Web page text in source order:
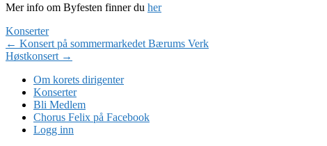
Mer info om Byfesten finner du her
Konserter
Innlegg
Navigering
← Konsert på sommermarkedet Bærums Verk
Høstkonsert →
Om korets dirigenter
Konserter
Bli Medlem
Chorus Felix på Facebook
Logg inn